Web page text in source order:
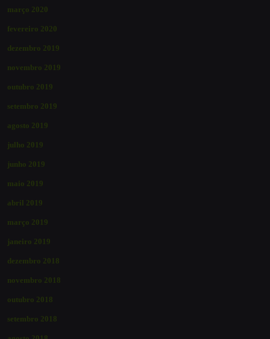
março 2020
fevereiro 2020
dezembro 2019
novembro 2019
outubro 2019
setembro 2019
agosto 2019
julho 2019
junho 2019
maio 2019
abril 2019
março 2019
janeiro 2019
dezembro 2018
novembro 2018
outubro 2018
setembro 2018